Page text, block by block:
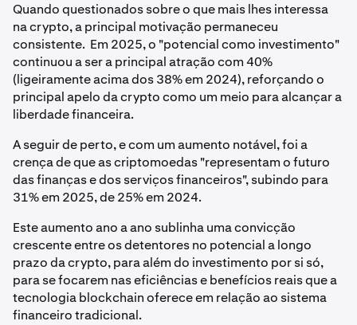
Quando questionados sobre o que mais lhes interessa
na crypto, a principal motivação permaneceu
consistente. Em 2025, o "potencial como investimento"
continuou a ser a principal atração com 40%
(ligeiramente acima dos 38% em 2024), reforçando o
principal apelo da crypto como um meio para alcançar a
liberdade financeira.
A seguir de perto, e com um aumento notável, foi a
crença de que as criptomoedas "representam o futuro
das finanças e dos serviços financeiros", subindo para
31% em 2025, de 25% em 2024.
Este aumento ano a ano sublinha uma convicção
crescente entre os detentores no potencial a longo
prazo da crypto, para além do investimento por si só,
para se focarem nas eficiências e benefícios reais que a
tecnologia blockchain oferece em relação ao sistema
financeiro tradicional.